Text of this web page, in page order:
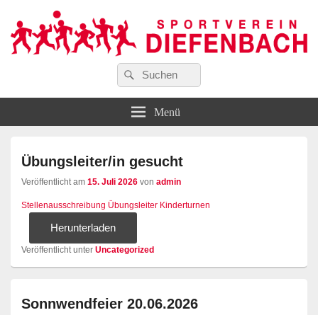
Sportverein Diefenbach e. V.
Suchen
nach:
Suchen
Menü
Übungsleiter/in gesucht
Veröffentlicht am 15. Juli 2026 von admin
Stellenausschreibung Übungsleiter Kinderturnen
Herunterladen
Veröffentlicht unter Uncategorized
Sonnwendfeier 20.06.2026